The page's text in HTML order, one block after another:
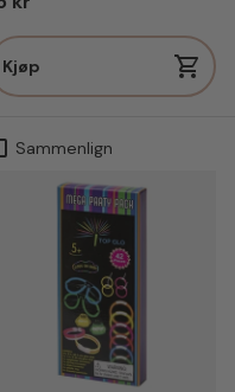
Kjøp
Sammenlign